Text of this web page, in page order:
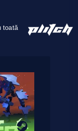
toată